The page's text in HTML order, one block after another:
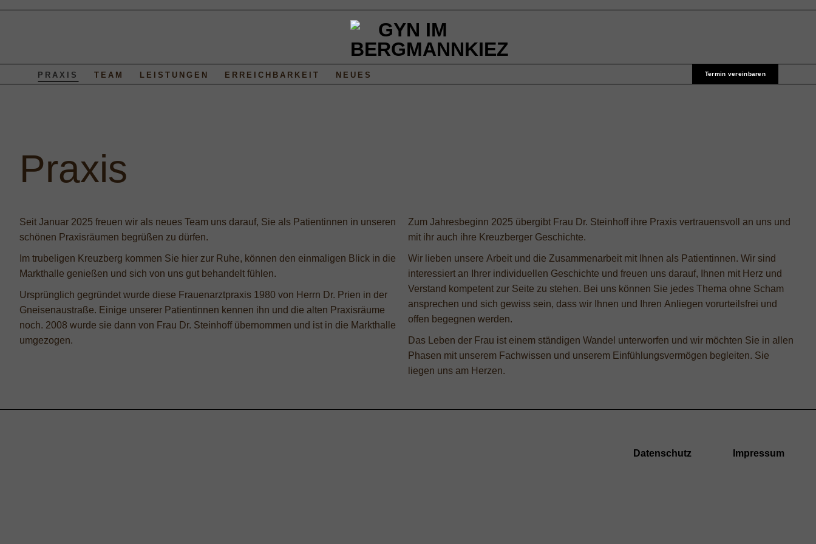
PRAXIS TEAM LEISTUNGEN ERREICHBARKEIT NEUES Termin vereinbaren
Praxis
Seit Januar 2025 freuen wir als neues Team uns darauf, Sie als Patientinnen in unseren
schönen Praxisräumen begrüßen zu dürfen.
Im trubeligen Kreuzberg kommen Sie hier zur Ruhe, können den einmaligen Blick in die
Markthalle genießen und sich von uns gut behandelt fühlen.
Ursprünglich gegründet wurde diese Frauenarztpraxis 1980 von Herrn Dr. Prien in der
Gneisenaustraße. Einige unserer Patientinnen kennen ihn und die alten Praxisräume
noch. 2008 wurde sie dann von Frau Dr. Steinhoff übernommen und ist in die Markthalle
umgezogen.
Zum Jahresbeginn 2025 übergibt Frau Dr. Steinhoff ihre Praxis vertrauensvoll an uns und
mit ihr auch ihre Kreuzberger Geschichte.
Wir lieben unsere Arbeit und die Zusammenarbeit mit Ihnen als Patientinnen. Wir sind
interessiert an Ihrer individuellen Geschichte und freuen uns darauf, Ihnen mit Herz und
Verstand kompetent zur Seite zu stehen. Bei uns können Sie jedes Thema ohne Scham
ansprechen und sich gewiss sein, dass wir Ihnen und Ihren Anliegen vorurteilsfrei und
offen begegnen werden.
Das Leben der Frau ist einem ständigen Wandel unterworfen und wir möchten Sie in allen
Phasen mit unserem Fachwissen und unserem Einfühlungsvermögen begleiten. Sie
liegen uns am Herzen.
Datenschutz Impressum